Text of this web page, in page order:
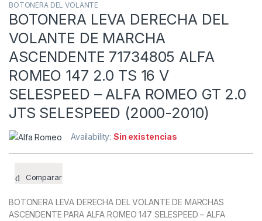
BOTONERA DEL VOLANTE
BOTONERA LEVA DERECHA DEL
VOLANTE DE MARCHA
ASCENDENTE 71734805 ALFA
ROMEO 147 2.0 TS 16 V
SELESPEED – ALFA ROMEO GT 2.0
JTS SELESPEED (2000-2010)
Availability:Sin existencias
Comparar
BOTONERA LEVA DERECHA DEL VOLANTE DE MARCHAS
ASCENDENTE PARA ALFA ROMEO 147 SELESPEED – ALFA